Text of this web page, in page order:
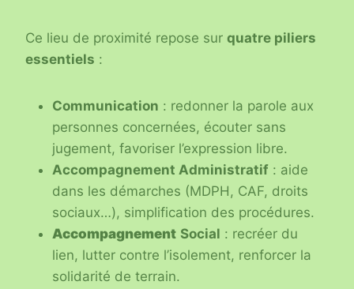
Ce lieu de proximité repose sur quatre piliers
essentiels :
Communication : redonner la parole aux
personnes concernées, écouter sans
jugement, favoriser l’expression libre.
Accompagnement Administratif : aide
dans les démarches (MDPH, CAF, droits
sociaux…), simplification des procédures.
Accompagnement Social : recréer du
lien, lutter contre l’isolement, renforcer la
solidarité de terrain.